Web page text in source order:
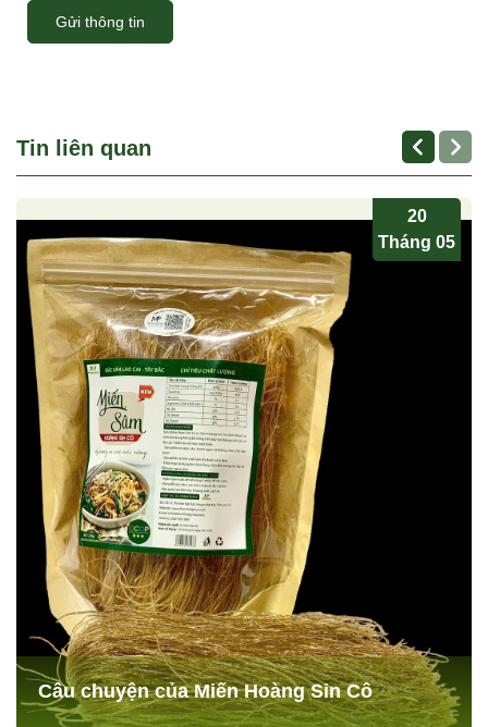
Gửi thông tin
Tin liên quan
20
Tháng 05
Câu chuyện của Miến Hoàng Sin Cô